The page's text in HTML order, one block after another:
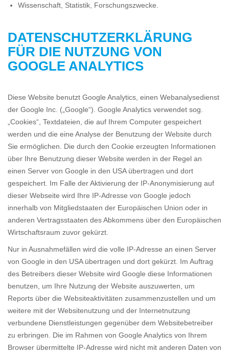
Wissenschaft, Statistik, Forschungszwecke.
DATENSCHUTZERKLÄRUNG
FÜR DIE NUTZUNG VON
GOOGLE ANALYTICS
Diese Website benutzt Google Analytics, einen Webanalysedienst
der Google Inc. („Google“). Google Analytics verwendet sog.
„Cookies“, Textdateien, die auf Ihrem Computer gespeichert
werden und die eine Analyse der Benutzung der Website durch
Sie ermöglichen. Die durch den Cookie erzeugten Informationen
über Ihre Benutzung dieser Website werden in der Regel an
einen Server von Google in den USA übertragen und dort
gespeichert. Im Falle der Aktivierung der IP-Anonymisierung auf
dieser Webseite wird Ihre IP-Adresse von Google jedoch
innerhalb von Mitgliedstaaten der Europäischen Union oder in
anderen Vertragsstaaten des Abkommens über den Europäischen
Wirtschaftsraum zuvor gekürzt.
Nur in Ausnahmefällen wird die volle IP-Adresse an einen Server
von Google in den USA übertragen und dort gekürzt. Im Auftrag
des Betreibers dieser Website wird Google diese Informationen
benutzen, um Ihre Nutzung der Website auszuwerten, um
Reports über die Websiteaktivitäten zusammenzustellen und um
weitere mit der Websitenutzung und der Internetnutzung
verbundene Dienstleistungen gegenüber dem Websitebetreiber
zu erbringen. Die im Rahmen von Google Analytics von Ihrem
Browser übermittelte IP-Adresse wird nicht mit anderen Daten von